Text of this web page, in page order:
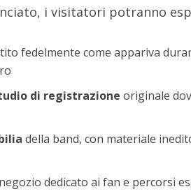
i visitatori potranno
fedelmente come appariva
di registrazione originale
della band, con materiale
dedicato ai fan e percorsi